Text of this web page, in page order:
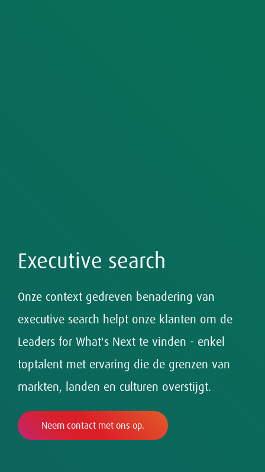
Executive search
Onze context gedreven benadering van
executive search helpt onze klanten om de
Leaders for What's Next te vinden - enkel
toptalent met ervaring die de grenzen van
markten, landen en culturen overstijgt.
Neem contact met ons op.
evalueren, adviseren en search.
Succesvol leiderschap kent vele vormen en
vereist visie, en voortdurende evaluatie en
Amrop heeft het netwerk en de kennis om
binnen enkele dagen de juiste interim